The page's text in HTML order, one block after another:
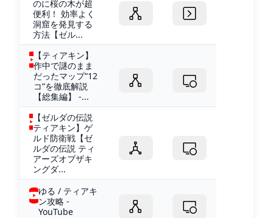
のに桜の木が超
便利！ 効率よく
洞窟を発見する
方法【ゼル...
【ティアキン】
作中で謎のまま
だったマップ“12
コ”を徹底解説
【総集編】 -...
【ゼルダの伝説
ティアキン】ゲ
ルド防衛戦【ゼ
ルダの伝説 ティ
アーズオブザキ
ングダ...
ゆる / ティアキ
ン攻略 -
YouTube